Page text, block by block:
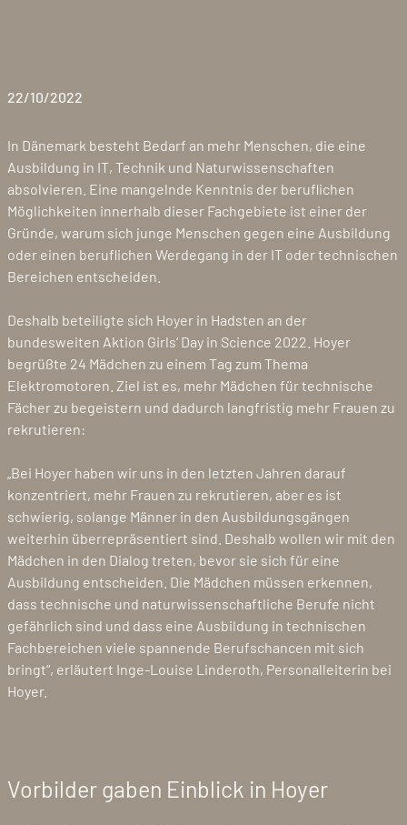
22/10/2022
In Dänemark besteht Bedarf an mehr Menschen, die eine
Ausbildung in IT, Technik und Naturwissenschaften
absolvieren. Eine mangelnde Kenntnis der beruflichen
Möglichkeiten innerhalb dieser Fachgebiete ist einer der
Gründe, warum sich junge Menschen gegen eine Ausbildung
oder einen beruflichen Werdegang in der IT oder technischen
Bereichen entscheiden.
Deshalb beteiligte sich Hoyer in Hadsten an der
bundesweiten Aktion Girls‘ Day in Science 2022. Hoyer
begrüßte 24 Mädchen zu einem Tag zum Thema
Elektromotoren. Ziel ist es, mehr Mädchen für technische
Fächer zu begeistern und dadurch langfristig mehr Frauen zu
rekrutieren:
„Bei Hoyer haben wir uns in den letzten Jahren darauf
konzentriert, mehr Frauen zu rekrutieren, aber es ist
schwierig, solange Männer in den Ausbildungsgängen
weiterhin überrepräsentiert sind. Deshalb wollen wir mit den
Mädchen in den Dialog treten, bevor sie sich für eine
Ausbildung entscheiden. Die Mädchen müssen erkennen,
dass technische und naturwissenschaftliche Berufe nicht
gefährlich sind und dass eine Ausbildung in technischen
Fachbereichen viele spannende Berufschancen mit sich
bringt“, erläutert Inge-Louise Linderoth, Personalleiterin bei
Hoyer.
Vorbilder gaben Einblick in Hoyer